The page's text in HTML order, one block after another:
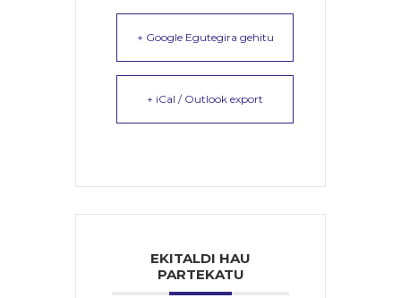
+ Google Egutegira gehitu
+ iCal / Outlook export
EKITALDI HAU
PARTEKATU